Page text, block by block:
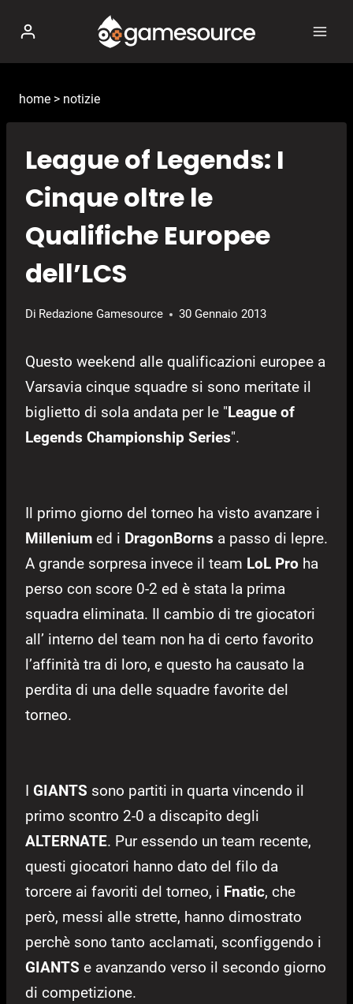
contenuto
home > notizie
League of Legends: I
Cinque oltre le
Qualifiche Europee
dell’LCS
Di Redazione Gamesource 30 Gennaio 2013
Questo weekend alle qualificazioni europee a
Varsavia cinque squadre si sono meritate il
biglietto di sola andata per le "League of
Legends Championship Series".
Il primo giorno del torneo ha visto avanzare i
Millenium ed i DragonBorns a passo di lepre.
A grande sorpresa invece il team LoL Pro ha
perso con score 0-2 ed è stata la prima
squadra eliminata. Il cambio di tre giocatori
all’ interno del team non ha di certo favorito
l’affinità tra di loro, e questo ha causato la
perdita di una delle squadre favorite del
torneo.
I GIANTS sono partiti in quarta vincendo il
primo scontro 2-0 a discapito degli
ALTERNATE. Pur essendo un team recente,
questi giocatori hanno dato del filo da
torcere ai favoriti del torneo, i Fnatic, che
però, messi alle strette, hanno dimostrato
perchè sono tanto acclamati, sconfiggendo i
GIANTS e avanzando verso il secondo giorno
di competizione.